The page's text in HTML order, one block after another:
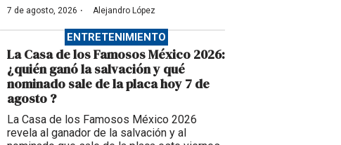
7 de agosto, 2026 · Alejandro López
ENTRETENIMIENTO
La Casa de los Famosos México 2026:
¿quién ganó la salvación y qué
nominado sale de la placa hoy 7 de
agosto ?
La Casa de los Famosos México 2026
revela al ganador de la salvación y al